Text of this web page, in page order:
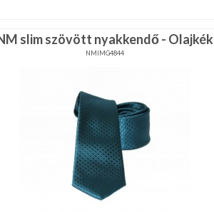
slim szövött nyakkendő - Olajkék
NMIMG4844